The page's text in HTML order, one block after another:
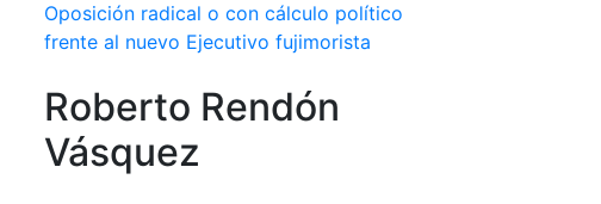
Oposición radical o con cálculo político
frente al nuevo Ejecutivo fujimorista
Roberto Rendón
Vásquez